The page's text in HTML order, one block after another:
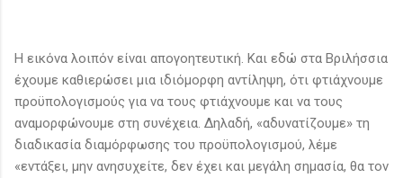
Η εικόνα λοιπόν είναι απογοητευτική. Και εδώ στα Βριλήσσια
έχουμε καθιερώσει μια ιδιόμορφη αντίληψη, ότι φτιάχνουμε
προϋπολογισμούς για να τους φτιάχνουμε και να τους
αναμορφώνουμε στη συνέχεια. Δηλαδή, «αδυνατίζουμε» τη
διαδικασία διαμόρφωσης του προϋπολογισμού, λέμε
«εντάξει, μην ανησυχείτε, δεν έχει και μεγάλη σημασία, θα τον